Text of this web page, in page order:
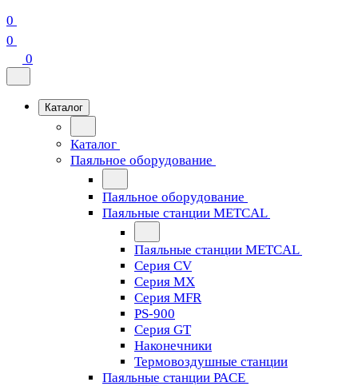
0
0
0
Каталог
Каталог
Паяльное оборудование
Паяльное оборудование
Паяльные станции METCAL
Паяльные станции METCAL
Серия CV
Серия MX
Серия MFR
PS-900
Серия GT
Наконечники
Термовоздушные станции
Паяльные станции PACE